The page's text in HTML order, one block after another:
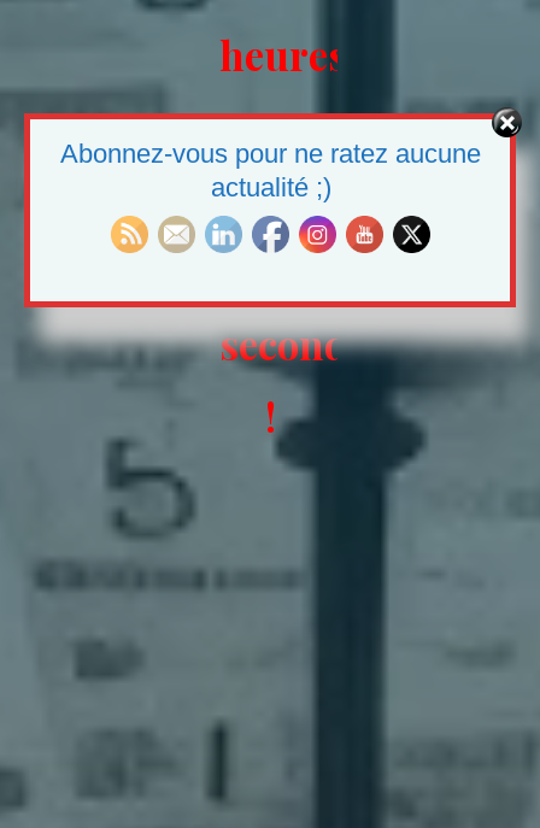
heures
36
minutes
secondes
!
Abonnez-vous pour ne ratez aucune
actualité ;)